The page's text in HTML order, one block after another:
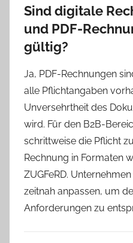
Sind digitale
und PDF-
gültig?
Ja, PDF-Rechnungen
alle Pflichtangaben
Unversehrtheit des
wird. Für den B2B-
schrittweise die Pflicht
Rechnung in Formaten
ZUGFeRD.
zeitnah anpassen, um
Anforderungen zu